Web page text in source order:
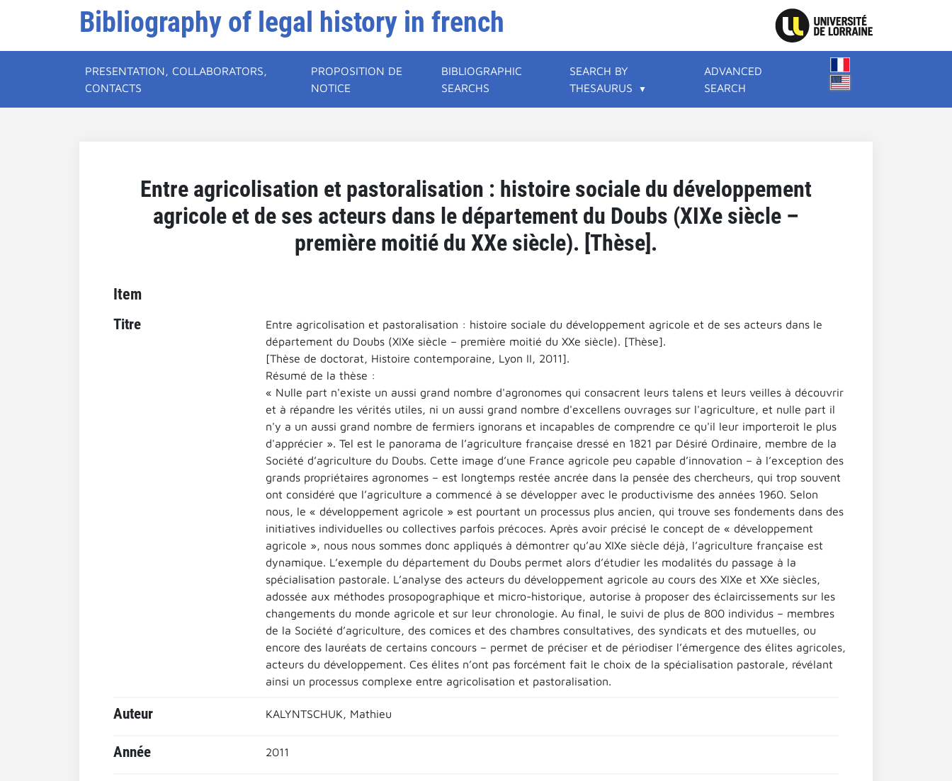
Bibliography of legal history in french
PRESENTATION, COLLABORATORS,
CONTACTS
PROPOSITION DE
NOTICE
BIBLIOGRAPHIC
SEARCHS
SEARCH BY
THESAURUS
ADVANCED
SEARCH
Entre agricolisation et pastoralisation : histoire sociale du développement
agricole et de ses acteurs dans le département du Doubs (XIXe siècle –
première moitié du XXe siècle). [Thèse].
Item
Titre
Entre agricolisation et pastoralisation : histoire sociale du développement agricole et de ses acteurs dans le
département du Doubs (XIXe siècle – première moitié du XXe siècle). [Thèse].
[Thèse de doctorat, Histoire contemporaine, Lyon II, 2011].
Résumé de la thèse :
« Nulle part n'existe un aussi grand nombre d'agronomes qui consacrent leurs talens et leurs veilles à découvrir
et à répandre les vérités utiles, ni un aussi grand nombre d'excellens ouvrages sur l'agriculture, et nulle part il
n'y a un aussi grand nombre de fermiers ignorans et incapables de comprendre ce qu'il leur importeroit le plus
d'apprécier ». Tel est le panorama de l’agriculture française dressé en 1821 par Désiré Ordinaire, membre de la
Société d’agriculture du Doubs. Cette image d’une France agricole peu capable d’innovation – à l’exception des
grands propriétaires agronomes – est longtemps restée ancrée dans la pensée des chercheurs, qui trop souvent
ont considéré que l’agriculture a commencé à se développer avec le productivisme des années 1960. Selon
nous, le « développement agricole » est pourtant un processus plus ancien, qui trouve ses fondements dans des
initiatives individuelles ou collectives parfois précoces. Après avoir précisé le concept de « développement
agricole », nous nous sommes donc appliqués à démontrer qu’au XIXe siècle déjà, l’agriculture française est
dynamique. L’exemple du département du Doubs permet alors d’étudier les modalités du passage à la
spécialisation pastorale. L’analyse des acteurs du développement agricole au cours des XIXe et XXe siècles,
adossée aux méthodes prosopographique et micro-historique, autorise à proposer des éclaircissements sur les
changements du monde agricole et sur leur chronologie. Au final, le suivi de plus de 800 individus – membres
de la Société d’agriculture, des comices et des chambres consultatives, des syndicats et des mutuelles, ou
encore des lauréats de certains concours – permet de préciser et de périodiser l’émergence des élites agricoles,
acteurs du développement. Ces élites n’ont pas forcément fait le choix de la spécialisation pastorale, révélant
ainsi un processus complexe entre agricolisation et pastoralisation.
Auteur KALYNTSCHUK, Mathieu
Année 2011